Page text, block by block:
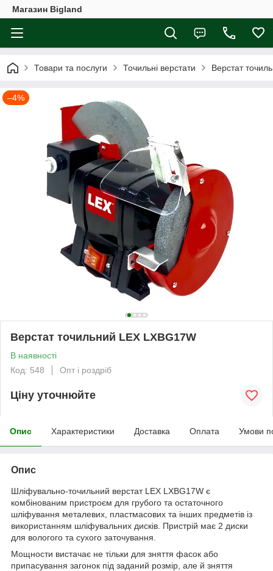
Магазин Bigland
Товари та послуги Точильні верстати Верстат
–4%
Верстат точильний LEX LXBG17W
В наявності
Код: 548
Опт і роздріб
Ціну уточнюйте
Опис Характеристики Доставка Оплата Умови
Опис
Шліфувально-точильний верстат LEX LXBG17W є
комбінованим пристроєм для грубого та остаточного
шліфування металевих, пластмасових та інших предметів із
використанням шліфувальних дисків. Пристрій має 2 диски
для вологого та сухого заточування.
Мощности вистачає не тільки для зняття фасок або
припасування загонок під заданий розмір, але й зняття